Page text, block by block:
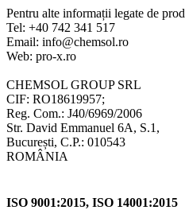
Pentru alte informații legate de
Tel: +40 742 341 517
Email: info@chemsol.ro
Web: pro-x.ro
CHEMSOL GROUP SRL
CIF: RO18619957;
Reg. Com.: J40/6969/2006
Str. David Emmanuel 6A, S.1,
București, C.P.: 010543
ROMÂNIA
ISO 9001:2015, ISO 14001:2015